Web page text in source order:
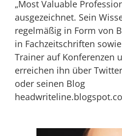
„Most Valuable
ausgezeichnet. Sein
regelmäßig in Form von
in Fachzeitschriften
Trainer auf Konferenzen
erreichen ihn über
oder seinen Blog